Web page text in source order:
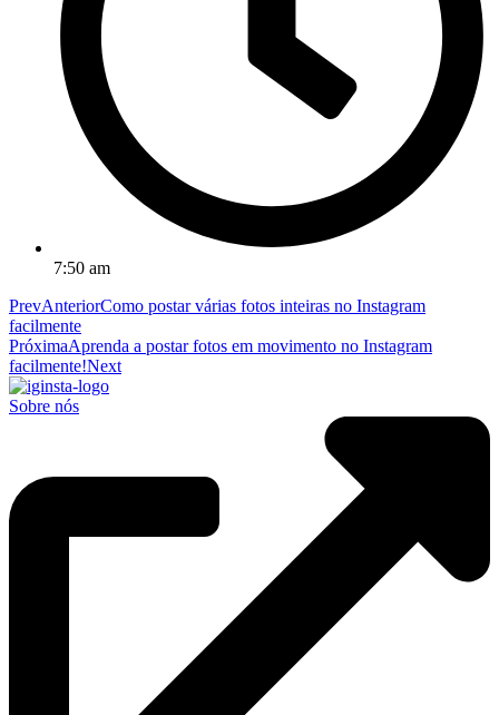
7:50 am
PrevAnteriorComo postar várias fotos inteiras no Instagram
facilmente
PróximaAprenda a postar fotos em movimento no Instagram
facilmente!Next
Sobre nós